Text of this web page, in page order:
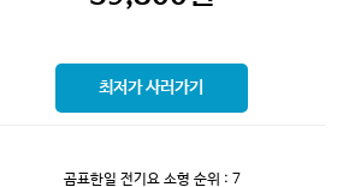
최저가 사러가기
곰표한일 전기요 소형 순위 : 7